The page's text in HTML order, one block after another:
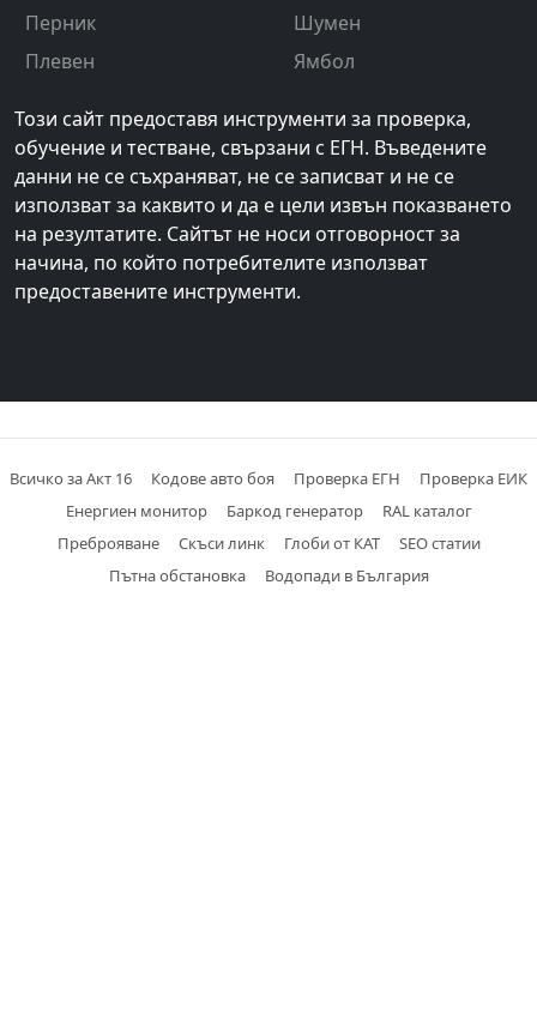
Перник
Плевен
Шумен
Ямбол
Този сайт предоставя инструменти за проверка,
обучение и тестване, свързани с ЕГН. Въведените
данни не се съхраняват, не се записват и не се
използват за каквито и да е цели извън показването
на резултатите. Сайтът не носи отговорност за
начина, по който потребителите използват
предоставените инструменти.
Всичко за Акт 16 Кодове авто боя Проверка ЕГН
Проверка ЕИК
Енергиен монитор
Баркод генератор
RAL каталог
Преброяване
Скъси линк Глоби от КАТ
SEO статии
Пътна обстановка
Водопади в България